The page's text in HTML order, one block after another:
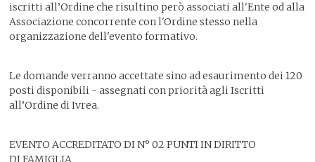
iscritti all’Ordine che risultino però associati all'Ente od alla
Associazione concorrente con l'Ordine stesso nella
organizzazione dell'evento formativo.
Le domande verranno accettate sino ad esaurimento dei 120
posti disponibili - assegnati con priorità agli Iscritti
all’Ordine di Ivrea.
EVENTO ACCREDITATO DI N° 02 PUNTI IN DIRITTO
DI FAMIGLIA